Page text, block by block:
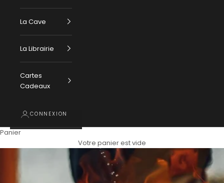
La Cave
La Librairie
Cartes
Cadeaux
CONNEXION
Panier
Votre panier est vide